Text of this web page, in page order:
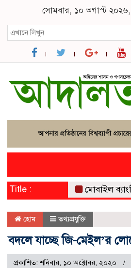
সোমবার, ১০ অগাস্ট ২০২৬,
Title : মোবাইল
হোম তথ্যপ্রযুক্তি
বদলে যাচ্ছে জি-মেইল’র
প্রকাশিত: শনিবার, ১০ অক্টোবর, ২০২০